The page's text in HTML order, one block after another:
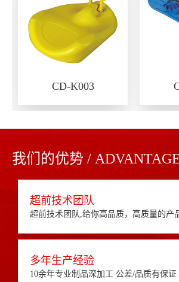
CD-K003
我们的优势 /
超前技术团队
超前技术团队,给你高品质，高质量的产
多年生产经验
10余年专业制品深加工 公差/品质有保证